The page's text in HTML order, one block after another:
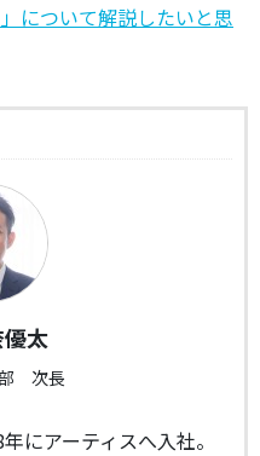
について解説したいと思
太
次長
にアーティスへ入社。